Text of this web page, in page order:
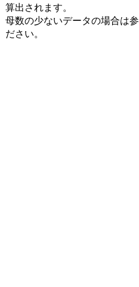
算出されます。
母数の少ないデータの場合は
ださい。